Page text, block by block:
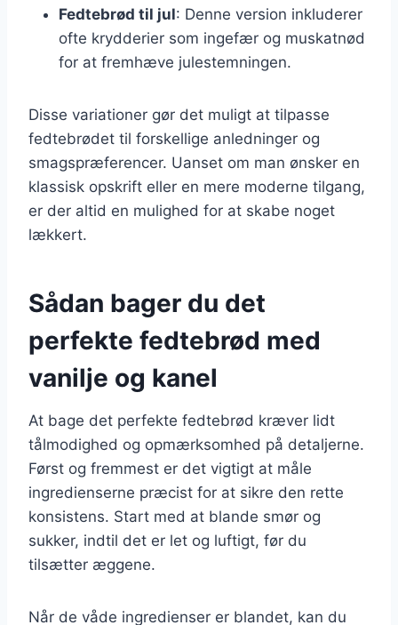
Fedtebrød til jul: Denne version inkluderer
ofte krydderier som ingefær og muskatnød
for at fremhæve julestemningen.
Disse variationer gør det muligt at tilpasse
fedtebrødet til forskellige anledninger og
smagspræferencer. Uanset om man ønsker en
klassisk opskrift eller en mere moderne tilgang,
er der altid en mulighed for at skabe noget
lækkert.
Sådan bager du det
perfekte fedtebrød med
vanilje og kanel
At bage det perfekte fedtebrød kræver lidt
tålmodighed og opmærksomhed på detaljerne.
Først og fremmest er det vigtigt at måle
ingredienserne præcist for at sikre den rette
konsistens. Start med at blande smør og
sukker, indtil det er let og luftigt, før du
tilsætter æggene.
Når de våde ingredienser er blandet, kan du